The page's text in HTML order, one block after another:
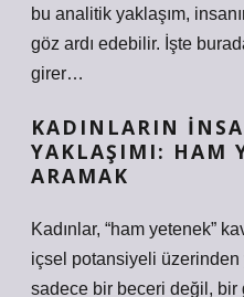
bu analitik yaklaşım,
göz ardı edebilir. İşte
girer…
KADINLARIN
YAKLAŞIMI: HAM
ARAMAK
Kadınlar, “ham yetenek”
içsel potansiyeli
sadece bir beceri değil, bir